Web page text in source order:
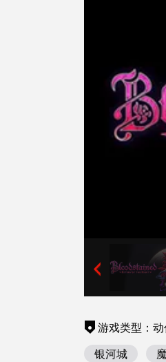
游戏类型：
银河城